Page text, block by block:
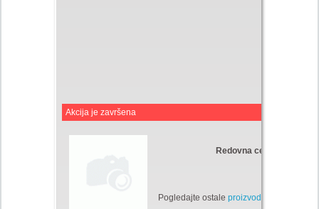
Akcija je završena
Redovna cena:
Pogledajte ostale proizvode